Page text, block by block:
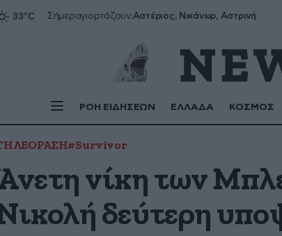
Σήμεραγιορτάζουν:Αστέριος, Νικάνωρ, Αστρινή
ΡΟΗ ΕΙΔΗΣΕΩΝ ΕΛΛΑΔΑ ΚΟΣΜΟΣ
#Survivor
νίκη των
δεύτερη